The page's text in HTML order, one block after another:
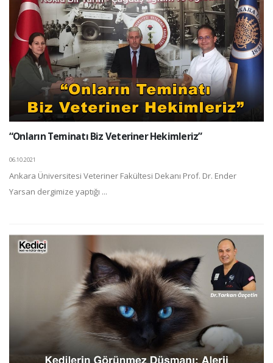
“Onların Teminatı Biz Veteriner Hekimleriz”
06.10.2021
Ankara Üniversitesi Veteriner Fakültesi Dekanı Prof. Dr. Ender
Yarsan dergimize yaptığı ...